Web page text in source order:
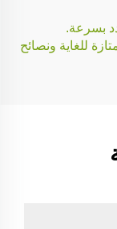
بسرعة.
للغاية ونصائح